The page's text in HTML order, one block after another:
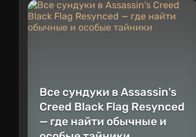
Все сундуки в Assassin's
Creed Black Flag Resynced
— где найти обычные и